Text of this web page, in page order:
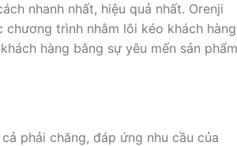
nhanh nhất, hiệu quả nhất. Orenji
trình nhằm lôi kéo khách hàng
hàng bằng sự yêu mến sản phẩm
phải chăng, đáp ứng nhu cầu của